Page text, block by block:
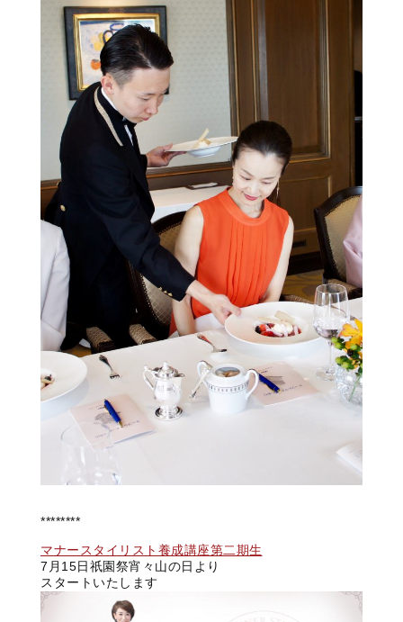
********
マナースタイリスト養成講座第二期生
7月15日祇園祭宵々山の日より
スタートいたします